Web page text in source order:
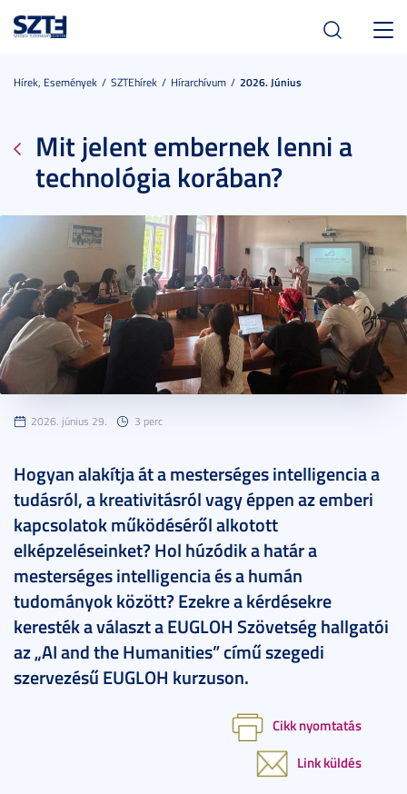
Hírek, Események SZTEhírek Hírarchívum 2026. Június
Mit jelent embernek lenni a
technológia korában?
2026. június 29. 3 perc
Hogyan alakítja át a mesterséges intelligencia a
tudásról, a kreativitásról vagy éppen az emberi
kapcsolatok működéséről alkotott
elképzeléseinket? Hol húzódik a határ a
mesterséges intelligencia és a humán
tudományok között? Ezekre a kérdésekre
keresték a választ a EUGLOH Szövetség hallgatói
az „AI and the Humanities” című szegedi
szervezésű EUGLOH kurzuson.
Cikk nyomtatás
Link küldés